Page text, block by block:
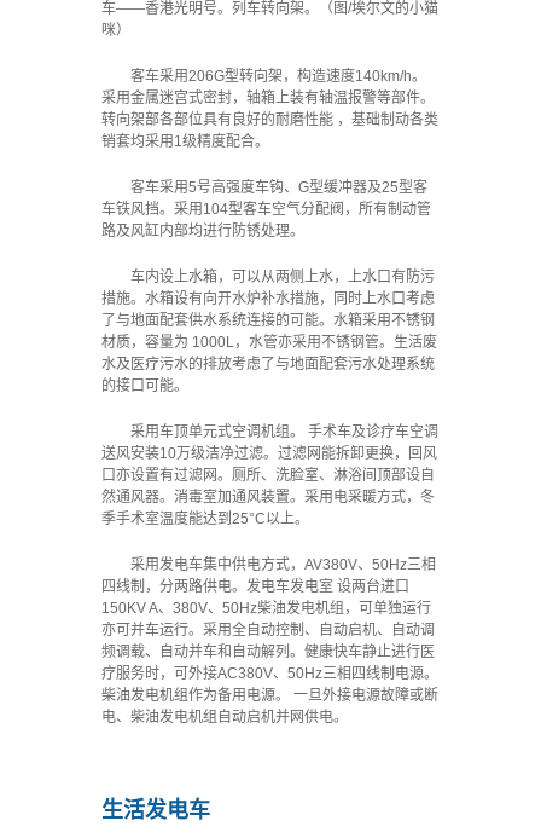
车——香港光明号。列车转向架。（图/埃尔文的小猫
咪）
客车采用206G型转向架，构造速度140km/h。
采用金属迷宫式密封，轴箱上装有轴温报警等部件。
转向架部各部位具有良好的耐磨性能 ，基础制动各类
销套均采用1级精度配合。
客车采用5号高强度车钩、G型缓冲器及25型客
车铁风挡。采用104型客车空气分配阀，所有制动管
路及风缸内部均进行防锈处理。
车内设上水箱，可以从两侧上水，上水口有防污
措施。水箱设有向开水炉补水措施，同时上水口考虑
了与地面配套供水系统连接的可能。水箱采用不锈钢
材质，容量为 1000L，水管亦采用不锈钢管。生活废
水及医疗污水的排放考虑了与地面配套污水处理系统
的接口可能。
采用车顶单元式空调机组。 手术车及诊疗车空调
送风安装10万级洁净过滤。过滤网能拆卸更换，回风
口亦设置有过滤网。厕所、洗脸室、淋浴间顶部设自
然通风器。消毒室加通风装置。采用电采暖方式，冬
季手术室温度能达到25°C以上。
采用发电车集中供电方式，AV380V、50Hz三相
四线制，分两路供电。发电车发电室 设两台进口
150KV A、380V、50Hz柴油发电机组，可单独运行
亦可并车运行。采用全自动控制、自动启机、自动调
频调载、自动并车和自动解列。健康快车静止进行医
疗服务时，可外接AC380V、50Hz三相四线制电源。
柴油发电机组作为备用电源。 一旦外接电源故障或断
电、柴油发电机组自动启机并网供电。
生活发电车